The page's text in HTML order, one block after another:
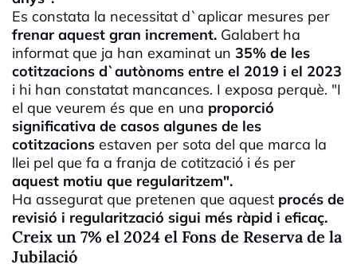
Es constata la necessitat d`aplicar mesures per
frenar aquest gran increment. Galabert ha
informat que ja han examinat un 35% de les
cotitzacions d`autònoms entre el 2019 i el 2023
i hi han constatat mancances. I exposa perquè. "I
el que veurem és que en una proporció
significativa de casos algunes de les
cotitzacions estaven per sota del que marca la
llei pel que fa a franja de cotització i és per
aquest motiu que regularitzem".
Ha assegurat que pretenen que aquest procés de
revisió i regularització sigui més ràpid i eficaç.
Creix un 7% el 2024 el Fons de Reserva de la
Jubilació